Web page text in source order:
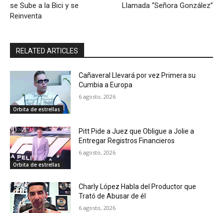
se Sube a la Bici y se
Reinventa
Llamada “Señora González”
RELATED ARTICLES
Orbita de estrellas
Cañaveral Llevará por vez Primera su
Cumbia a Europa
6 agosto, 2026
Orbita de estrellas
Pitt Pide a Juez que Obligue a Jolie a
Entregar Registros Financieros
6 agosto, 2026
Charly López Habla del Productor que
Trató de Abusar de él
6 agosto, 2026